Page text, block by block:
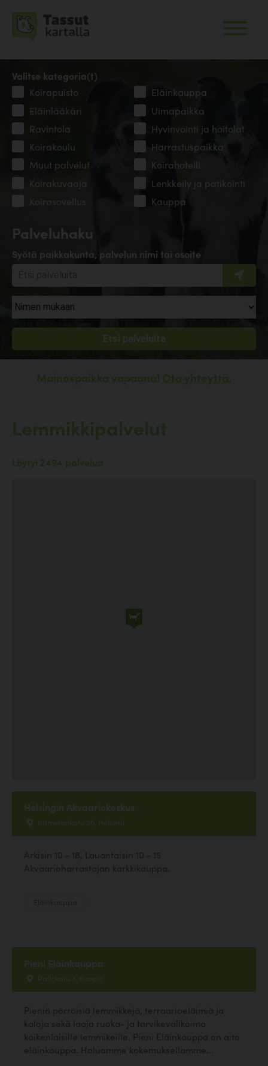
Palveluhaku
Syötä paikkakunta, palvelun nimi tai osoite
Valitse kategoria(t)
Koirapuisto
Eläinkauppa
Eläinlääkäri
Uimapaikka
Ravintola
Hyvinvointi ja hoitolat
Koirakoulu
Harrastuspaikka
Muut palvelut
Koirahotelli
Koirakuvaaja
Lenkkeily ja patikointi
Koirasovellus
Kauppa
Mainospaikka vapaana! Ota yhteyttä.
Lemmikkipalvelut
Löytyi 2494 palvelua
Helsingin Akvaariokeskus
Itämerenkatu 26, Helsinki
Arkisin 10 - 18, Lauantaisin 10 - 15
Akvaarioharrastajan karkkikauppa.
Pieni Eläinkauppa
Pallokatu 3, Kuopio
Pieniä pörröisiä lemmikkejä, terraarioeläimiä ja
kaloja sekä laaja ruoka- ja tarvikevalikoima
kaikenlaisille lemmikeille. Pieni Eläinkauppa on aito
eläinkauppa. Haluamme kokemuksellamme...